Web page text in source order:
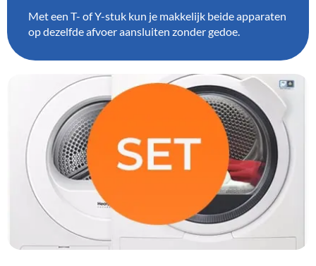
Met een T- of Y-stuk kun je makkelijk beide apparaten
op dezelfde afvoer aansluiten zonder gedoe.